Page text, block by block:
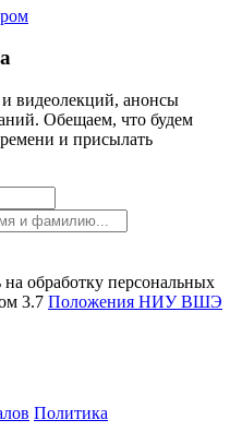
видеолекций, анонсы
Обещаем, что будем
и присылать
на обработку персональных
3.7 Положения НИУ ВШЭ
Политика